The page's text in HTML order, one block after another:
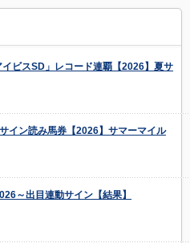
イビスSD」レコード連覇【2026】夏サ
イン読み馬券【2026】サマーマイル
～出目連動サイン【結果】